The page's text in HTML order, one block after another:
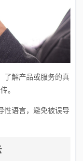
了解产品或服务的真
。
性语言，避免被误导